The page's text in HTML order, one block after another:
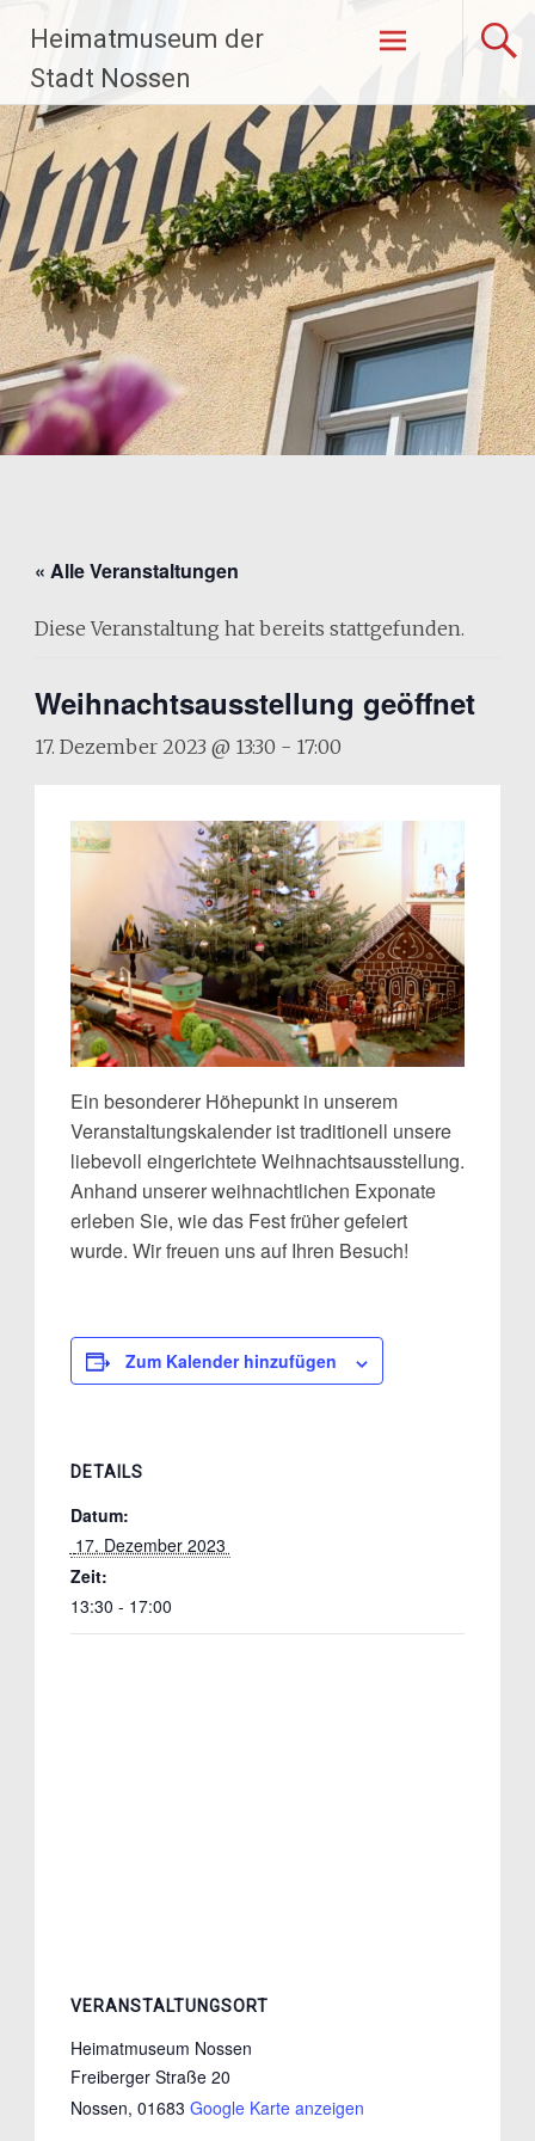
Inhalt
springen
Heimatmuseum der
Stadt Nossen
« Alle Veranstaltungen
Diese Veranstaltung hat bereits stattgefunden.
Weihnachtsausstellung geöffnet
17. Dezember 2023 @ 13:30 - 17:00
Ein besonderer Höhepunkt in unserem
Veranstaltungskalender ist traditionell unsere
liebevoll eingerichtete Weihnachtsausstellung.
Anhand unserer weihnachtlichen Exponate
erleben Sie, wie das Fest früher gefeiert
wurde. Wir freuen uns auf Ihren Besuch!
Zum Kalender hinzufügen
DETAILS
Datum:
17. Dezember 2023
Zeit:
13:30 - 17:00
VERANSTALTUNGSORT
Heimatmuseum Nossen
Freiberger Straße 20
Nossen, 01683 Google Karte anzeigen